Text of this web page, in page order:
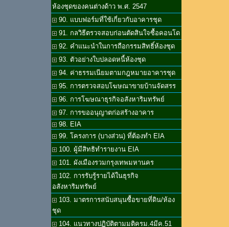
ห้องชุดของคนต่างด้าว พ.ศ. 2547
90. แบบฟอร์มที่ใช้เกี่ยวกับอาคารชุด
91. กลวิธีตรวจสอบก่อนตัดสินใจซื้อคอนโด
92. คำแนะนำในการถือกรรมสิทธิ์ห้องชุด
93. ตัวอย่างใบปลอดหนี้ห้องชุด
94. ค่าธรรมเนียมตามกฎหมายอาคารชุด
95. การตรวจสอบโฆษณาขายบ้านจัดสรร
96. การโฆษณาธุรกิจอสังหาริมทรัพย์
97. การขออนุญาตก่อสร้างอาคาร
98. EIA
99. โครงการ (บางส่วน) ที่ต้องทำ EIA
100. ผู้มีสิทธิทำรายงาน EIA
101. ผังเมืองรวมกรุงเทพมหานคร
102. การรับรู้รายได้ในธุรกิจ
อสังหาริมทรัพย์
103. มาตรการสนับสนุนซื้อขายที่ดิน/ห้อง
ชุด
104. แนวทางปฏิบัติตามมติครม.4มีค.51